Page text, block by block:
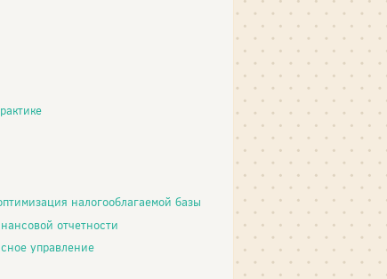
налогооблагаемой базы
отчетности
управление